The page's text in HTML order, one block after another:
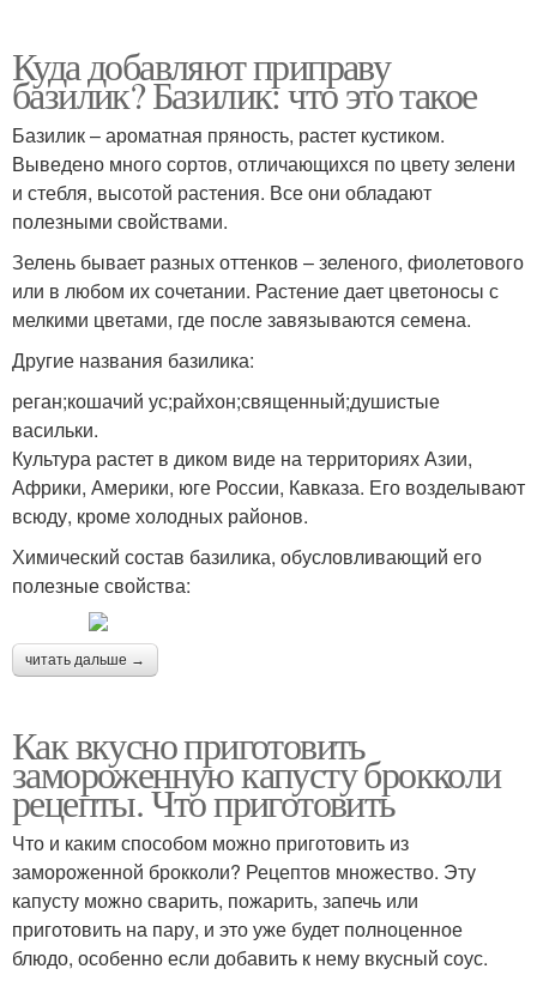
Куда добавляют приправу
базилик? Базилик: что это такое
Базилик – ароматная пряность, растет кустиком.
Выведено много сортов, отличающихся по цвету зелени
и стебля, высотой растения. Все они обладают
полезными свойствами.
Зелень бывает разных оттенков – зеленого, фиолетового
или в любом их сочетании. Растение дает цветоносы с
мелкими цветами, где после завязываются семена.
Другие названия базилика:
реган;кошачий ус;райхон;священный;душистые
васильки.
Культура растет в диком виде на территориях Азии,
Африки, Америки, юге России, Кавказа. Его возделывают
всюду, кроме холодных районов.
Химический состав базилика, обусловливающий его
полезные свойства:
читать дальше →
Как вкусно приготовить
замороженную капусту брокколи
рецепты. Что приготовить
Что и каким способом можно приготовить из
замороженной брокколи? Рецептов множество. Эту
капусту можно сварить, пожарить, запечь или
приготовить на пару, и это уже будет полноценное
блюдо, особенно если добавить к нему вкусный соус.